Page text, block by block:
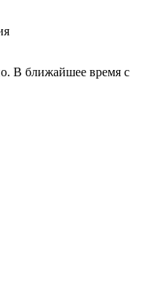
В ближайшее время с